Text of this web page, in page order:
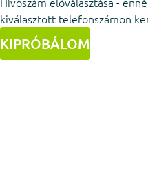
kiválasztott telefonszámon
KIPRÓBÁLOM